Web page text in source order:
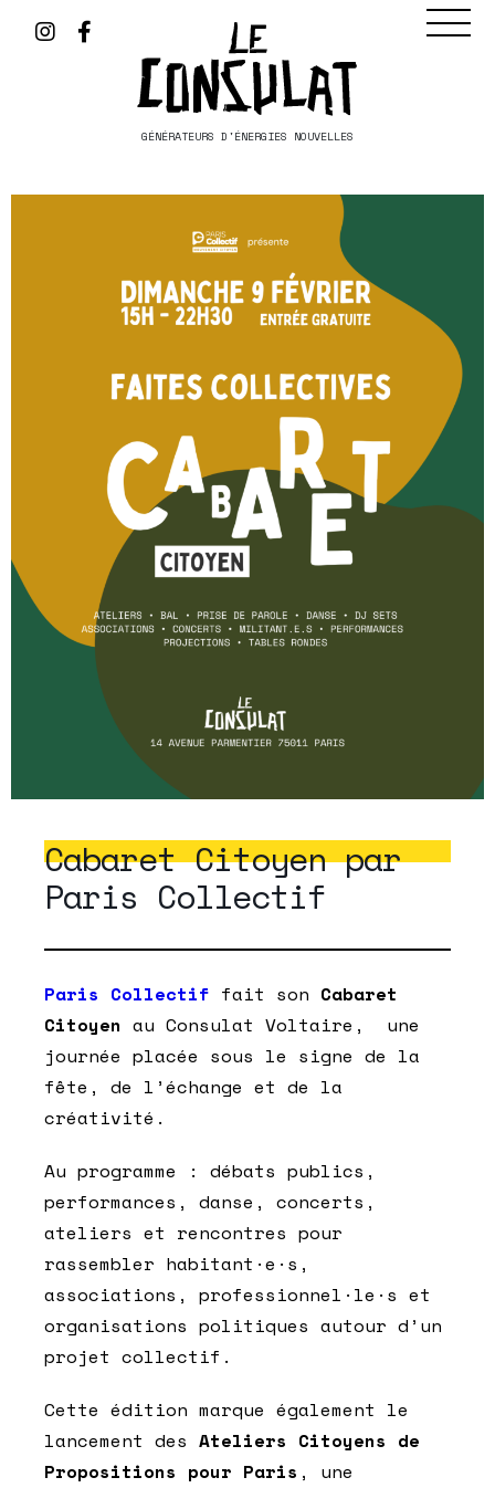
GÉNÉRATEURS D'ÉNERGIES NOUVELLES
Cabaret Citoyen par
Paris Collectif
Paris Collectif fait son Cabaret
Citoyen au Consulat Voltaire, une
journée placée sous le signe de la
fête, de l’échange et de la
créativité.
Au programme : débats publics,
performances, danse, concerts,
ateliers et rencontres pour
rassembler habitant·e·s,
associations, professionnel·le·s et
organisations politiques autour d’un
projet collectif.
Cette édition marque également le
lancement des Ateliers Citoyens de
Propositions pour Paris , une